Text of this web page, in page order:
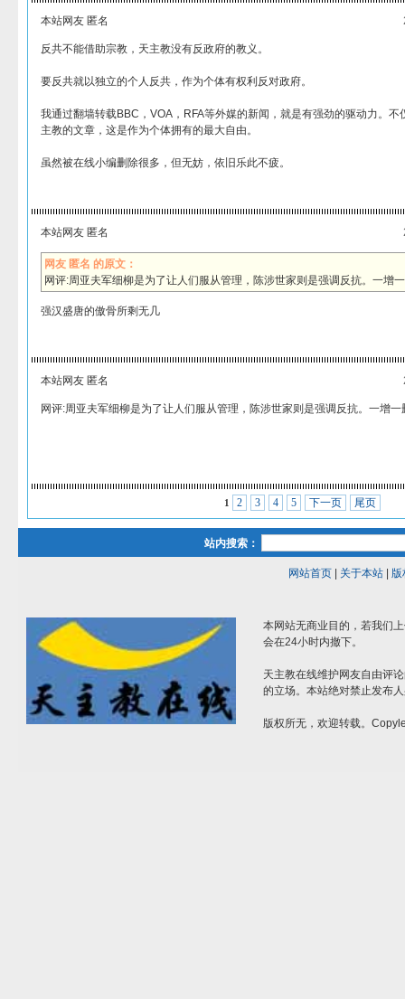
本站网友 匿名
反共不能借助宗教，天主教没有反政府的教义。
要反共就以独立的个人反共，作为个体有权利反对政府。
我通过翻墙转载BBC，VOA，RFA等外媒的新闻，就是有强劲的驱动力。
主教的文章，这是作为个体拥有的最大自由。
虽然被在线小编删除很多，但无妨，依旧乐此不疲。
本站网友 匿名
网友 匿名 的原文：
网评:周亚夫军细柳是为了让人们服从管理，陈涉世家则是强调反抗。一增
强汉盛唐的傲骨所剩无几
本站网友 匿名
网评:周亚夫军细柳是为了让人们服从管理，陈涉世家则是强调反抗。一增
1 2 3 4 5 下一页 尾页
站内搜索：
网站首页| 关于本站| 版
本网站无商业目的，若我们
会在24小时内撤下。
天主教在线维护网友自由评
的立场。本站绝对禁止发布
版权所无，欢迎转载。